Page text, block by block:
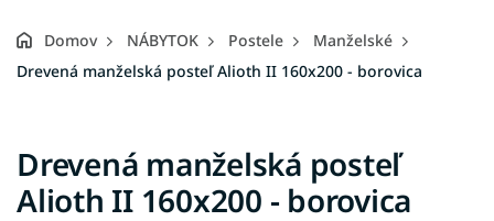
Domov NÁBYTOK Postele
Manželské
Drevená manželská posteľ Alioth II 160x200 - borovica
Drevená manželská posteľ
Alioth II 160x200 - borovica